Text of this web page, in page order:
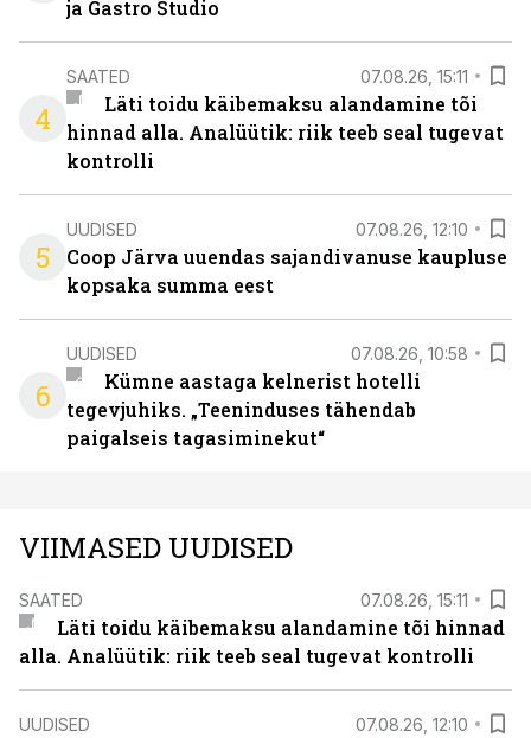
ja Gastro Studio
4
SAATED 07.08.26, 15:11
Läti toidu käibemaksu alandamine tõi
hinnad alla. Analüütik: riik teeb seal tugevat
kontrolli
5
UUDISED 07.08.26, 12:10
Coop Järva uuendas sajandivanuse kaupluse
kopsaka summa eest
6
UUDISED 07.08.26, 10:58
Kümne aastaga kelnerist hotelli
tegevjuhiks. „Teeninduses tähendab
paigalseis tagasiminekut“
VIIMASED UUDISED
SAATED 07.08.26, 15:11
Läti toidu käibemaksu alandamine tõi hinnad
alla. Analüütik: riik teeb seal tugevat kontrolli
UUDISED 07.08.26, 12:10